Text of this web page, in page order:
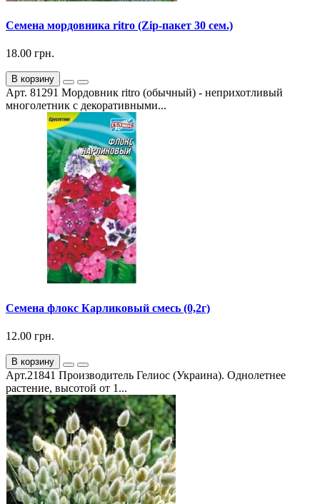
Семена мордовника ritro (Zip-пакет 30 сем.)
18.00 грн.
В корзину
Арт. 81291 Мордовник ritro (обычный) - неприхотливый
многолетник с декоративными...
Семена флокс Карликовый смесь (0,2г)
12.00 грн.
В корзину
Арт.21841 Производитель Гелиос (Украина). Однолетнее
растение, высотой от 1...